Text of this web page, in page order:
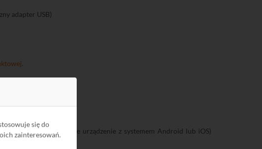
się do
zainteresowań.
adapter USB)
.
na smartfona (lub inne urządzenie z systemem Android lub iOS)